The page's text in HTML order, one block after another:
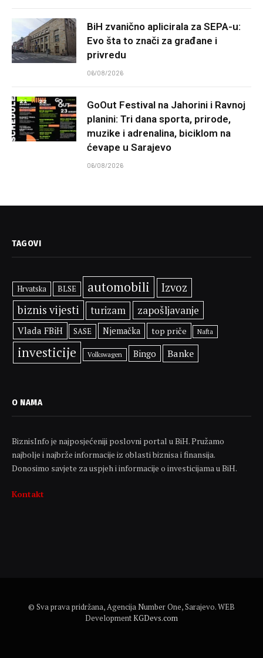
BiH zvanično aplicirala za SEPA-u:
Evo šta to znači za građane i
privredu
06/08/2026
GoOut Festival na Jahorini i Ravnoj
planini: Tri dana sporta, prirode,
muzike i adrenalina, biciklom na
ćevape u Sarajevo
06/08/2026
TAGOVI
Hrvatska BLSE automobili
Izvoz
biznis vijesti
turizam zapošljavanje
Vlada FBiH SASE Njemačka top priče Nafta
investicije Volkswagen Bingo Banke
O NAMA
BiznisInfo je najposjećeniji poslovni portal u BiH. Pružamo
najbolje i najbrže informacije iz oblasti biznisa i finansija.
Donosimo savjete za uspjeh i informacije o investicijama u BiH.
Kontakt
© Sva prava pridržana, Agencija Number One, Sarajevo. WEB
DevelopmentKGDevs.com